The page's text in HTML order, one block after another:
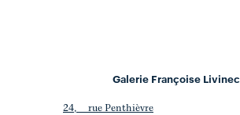
Galerie Françoise Livinec
24, rue Penthièvre